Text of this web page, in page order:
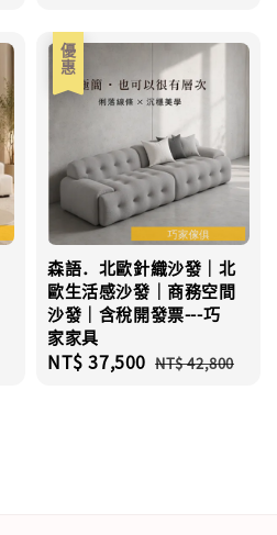
優惠
森語．北歐針織沙發｜北
歐生活感沙發｜商務空間
沙發｜含稅開發票---巧
家家具
Sale
NT$ 37,500 Regular
NT$ 42,800